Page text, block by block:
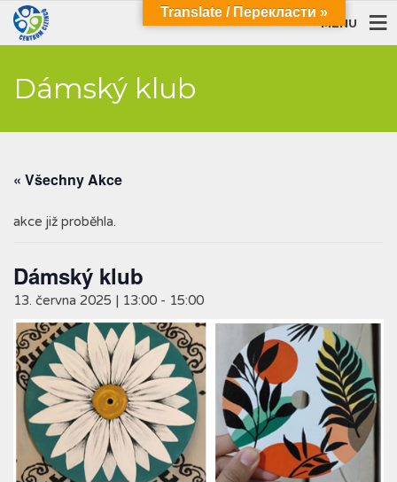
MENU
Dámský klub
« Všechny Akce
akce již proběhla.
Dámský klub
13. června 2025 | 13:00 - 15:00
Translate / Перекласти »